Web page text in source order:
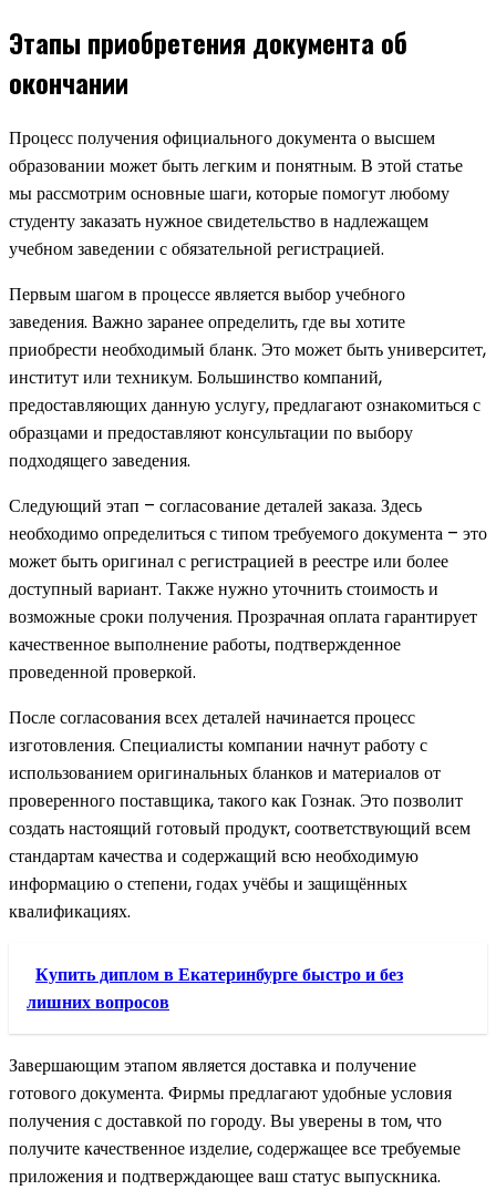
Этапы приобретения документа об
окончании
Процесс получения официального документа о высшем
образовании может быть легким и понятным. В этой статье
мы рассмотрим основные шаги, которые помогут любому
студенту заказать нужное свидетельство в надлежащем
учебном заведении с обязательной регистрацией.
Первым шагом в процессе является выбор учебного
заведения. Важно заранее определить, где вы хотите
приобрести необходимый бланк. Это может быть университет,
институт или техникум. Большинство компаний,
предоставляющих данную услугу, предлагают ознакомиться с
образцами и предоставляют консультации по выбору
подходящего заведения.
Следующий этап – согласование деталей заказа. Здесь
необходимо определиться с типом требуемого документа – это
может быть оригинал с регистрацией в реестре или более
доступный вариант. Также нужно уточнить стоимость и
возможные сроки получения. Прозрачная оплата гарантирует
качественное выполнение работы, подтвержденное
проведенной проверкой.
После согласования всех деталей начинается процесс
изготовления. Специалисты компании начнут работу с
использованием оригинальных бланков и материалов от
проверенного поставщика, такого как Гознак. Это позволит
создать настоящий готовый продукт, соответствующий всем
стандартам качества и содержащий всю необходимую
информацию о степени, годах учёбы и защищённых
квалификациях.
Купить диплом в Екатеринбурге быстро и без
лишних вопросов
Завершающим этапом является доставка и получение
готового документа. Фирмы предлагают удобные условия
получения с доставкой по городу. Вы уверены в том, что
получите качественное изделие, содержащее все требуемые
приложения и подтверждающее ваш статус выпускника.